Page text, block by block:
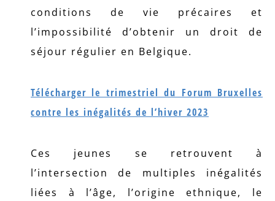
conditions de vie précaires et
l’impossibilité d’obtenir un droit de
séjour régulier en Belgique.
Télécharger le trimestriel du Forum Bruxelles
contre les inégalités de l’hiver 2023
Ces jeunes se retrouvent à
l’intersection de multiples inégalités
liées à l’âge, l’origine ethnique, le